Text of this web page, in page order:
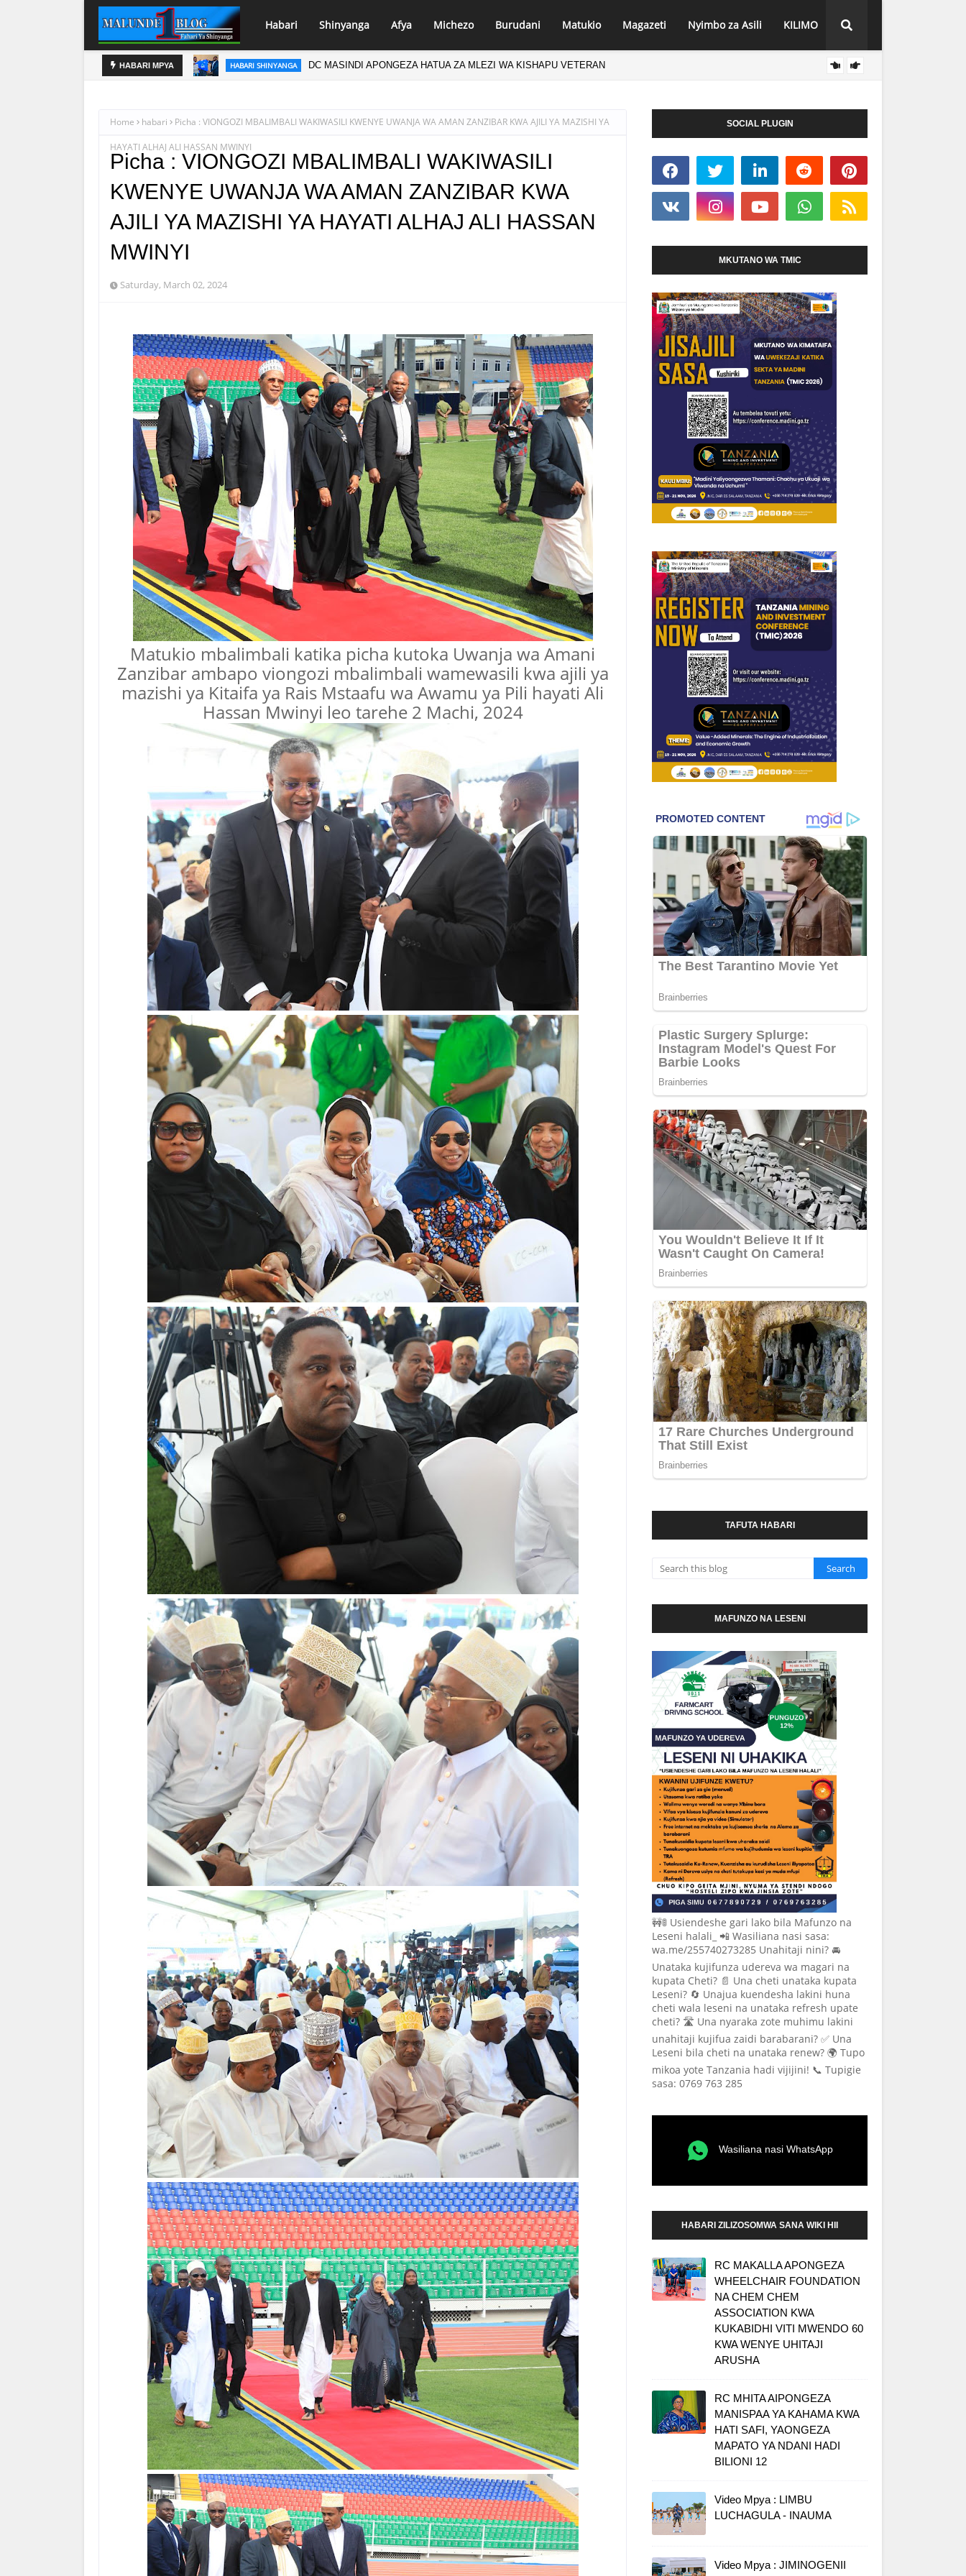
Habari Shinyanga Afya Michezo Burudani Matukio Magazeti Nyimbo za Asili KILIMO
HABARI MPYA HABARI SHINYANGA DC MASINDI APONGEZA HATUA ZA MLEZI WA KISHAPU VETERAN
Home habari Picha : VIONGOZI MBALIMBALI WAKIWASILI KWENYE UWANJA WA AMAN ZANZIBAR KWA AJILI YA MAZISHI YA
HAYATI ALHAJ ALI HASSAN MWINYI
Picha : VIONGOZI MBALIMBALI WAKIWASILI
KWENYE UWANJA WA AMAN ZANZIBAR KWA
AJILI YA MAZISHI YA HAYATI ALHAJ ALI HASSAN
MWINYI
Saturday, March 02, 2024
Matukio mbalimbali katika picha kutoka Uwanja wa Amani
Zanzibar ambapo viongozi mbalimbali wamewasili kwa ajili ya
mazishi ya Kitaifa ya Rais Mstaafu wa Awamu ya Pili hayati Ali
Hassan Mwinyi leo tarehe 2 Machi, 2024
SOCIAL PLUGIN
MKUTANO WA TMIC
TAFUTA HABARI
MAFUNZO NA LESENI
🚧🚦 Usiendeshe gari lako bila Mafunzo na
Leseni halali_ 📲 Wasiliana nasi sasa:
wa.me/255740273285 Unahitaji nini? 🚘
Unataka kujifunza udereva wa magari na
kupata Cheti? 📄 Una cheti unataka kupata
Leseni? 🔄 Unajua kuendesha lakini huna
cheti wala leseni na unataka refresh upate
cheti? 🛣️ Una nyaraka zote muhimu lakini
unahitaji kujifua zaidi barabarani? ✅ Una
Leseni bila cheti na unataka renew? 🌍 Tupo
mikoa yote Tanzania hadi vijijini! 📞 Tupigie
sasa: 0769 763 285
Wasiliana nasi WhatsApp
HABARI ZILIZOSOMWA SANA WIKI HII
RC MAKALLA APONGEZA
WHEELCHAIR FOUNDATION
NA CHEM CHEM
ASSOCIATION KWA
KUKABIDHI VITI MWENDO 60
KWA WENYE UHITAJI
ARUSHA
RC MHITA AIPONGEZA
MANISPAA YA KAHAMA KWA
HATI SAFI, YAONGEZA
MAPATO YA NDANI HADI
BILIONI 12
Video Mpya : LIMBU
LUCHAGULA - INAUMA
Video Mpya : JIMINOGENII